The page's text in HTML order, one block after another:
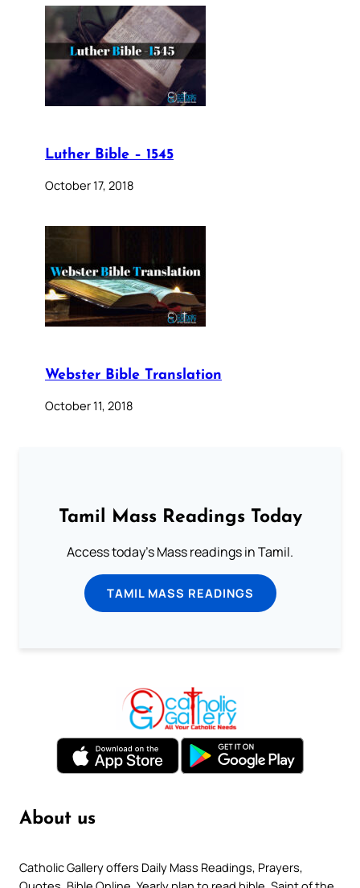
Luther Bible – 1545
October 17, 2018
Webster Bible Translation
October 11, 2018
Tamil Mass Readings Today
Access today's Mass readings in Tamil.
TAMIL MASS READINGS
About us
Catholic Gallery offers Daily Mass Readings, Prayers,